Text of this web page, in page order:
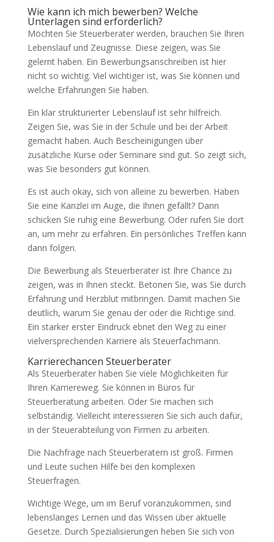
Wie kann ich mich bewerben? Welche
Unterlagen sind erforderlich?
Möchten Sie Steuerberater werden, brauchen Sie Ihren
Lebenslauf und Zeugnisse. Diese zeigen, was Sie
gelernt haben. Ein Bewerbungsanschreiben ist hier
nicht so wichtig. Viel wichtiger ist, was Sie können und
welche Erfahrungen Sie haben.
Ein klar strukturierter Lebenslauf ist sehr hilfreich.
Zeigen Sie, was Sie in der Schule und bei der Arbeit
gemacht haben. Auch Bescheinigungen über
zusätzliche Kurse oder Seminare sind gut. So zeigt sich,
was Sie besonders gut können.
Es ist auch okay, sich von alleine zu bewerben. Haben
Sie eine Kanzlei im Auge, die Ihnen gefällt? Dann
schicken Sie ruhig eine Bewerbung. Oder rufen Sie dort
an, um mehr zu erfahren. Ein persönliches Treffen kann
dann folgen.
Die Bewerbung als Steuerberater ist Ihre Chance zu
zeigen, was in Ihnen steckt. Betonen Sie, was Sie durch
Erfahrung und Herzblut mitbringen. Damit machen Sie
deutlich, warum Sie genau der oder die Richtige sind.
Ein starker erster Eindruck ebnet den Weg zu einer
vielversprechenden Karriere als Steuerfachmann.
Karrierechancen Steuerberater
Als Steuerberater haben Sie viele Möglichkeiten für
Ihren Karriereweg. Sie können in Büros für
Steuerberatung arbeiten. Oder Sie machen sich
selbständig. Vielleicht interessieren Sie sich auch dafür,
in der Steuerabteilung von Firmen zu arbeiten.
Die Nachfrage nach Steuerberatern ist groß. Firmen
und Leute suchen Hilfe bei den komplexen
Steuerfragen.
Wichtige Wege, um im Beruf voranzukommen, sind
lebenslanges Lernen und das Wissen über aktuelle
Gesetze. Durch Spezialisierungen heben Sie sich von